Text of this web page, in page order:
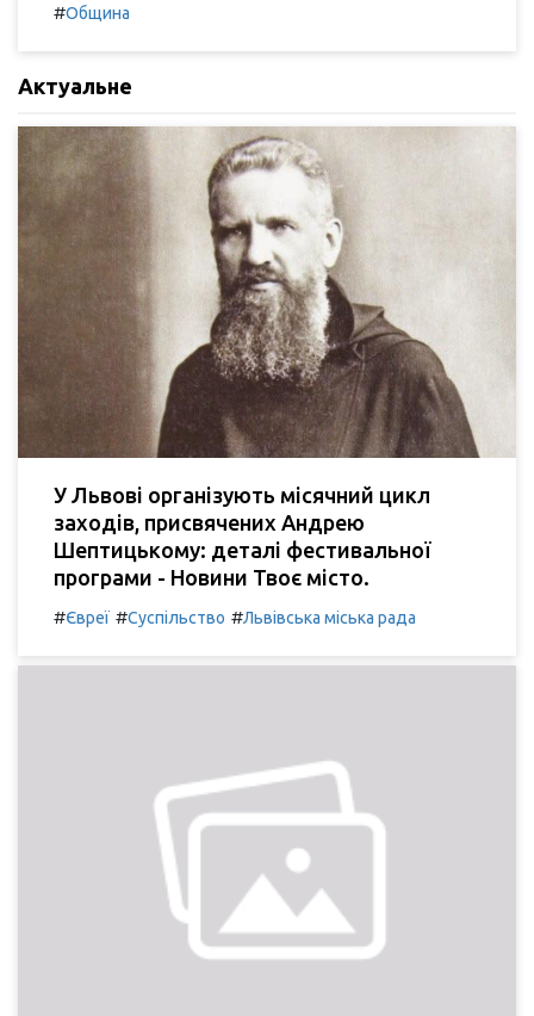
#Община
Актуальне
У Львові організують місячний цикл
заходів, присвячених Андрею
Шептицькому: деталі фестивальної
програми - Новини Твоє місто.
#Євреї #Суспільство #Львівська міська рада